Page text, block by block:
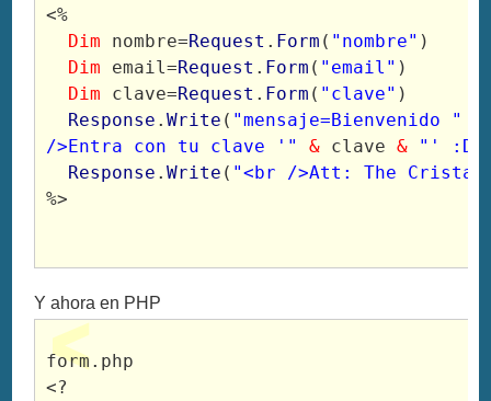
<%
Dim nombre=Request . Form ( "nombre" )
Dim email=Request . Form ( "email" )
Dim clave=Request . Form ( "clave" )
Response .Write ( "mensaje=Bienvenido "
/>Entra con tu clave '"
& clave & "' :D"
Response .Write ( "<br />Att: The
%>
Y ahora en PHP
form.php
<?